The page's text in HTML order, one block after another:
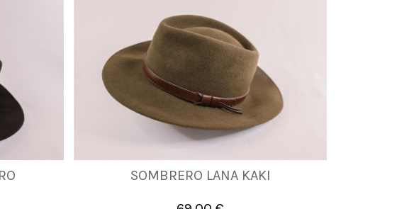
SOMBRERO LANA KAKI
56 57 58 59 61